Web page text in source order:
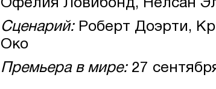
Офелия Ловибонд, Нелсан
Сценарий:Роберт Доэрти,
Око
Премьера в мире:27